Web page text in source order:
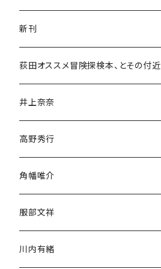
新刊
和書
文学・小説・物語
随筆・ノンフィクション・その他
荻田オススメ冒険探検本、とその付近
井上奈奈
高野秀行
角幡唯介
服部文祥
川内有緒